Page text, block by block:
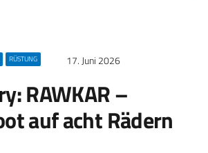
RÜSTUNG 17. Juni 2026
RAWKAR –
auf acht Rädern